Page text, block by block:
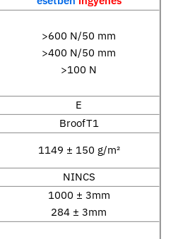
>600 N/50 mm
>400 N/50 mm
>100 N
E
BroofT1
1149 ± 150 g/m²
NINCS
1000 ± 3mm
284 ± 3mm